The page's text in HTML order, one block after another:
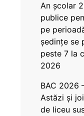
An școlar
publice
pe
ședințe se
peste 7 la
2026
BAC 2026
Astăzi și
de liceu